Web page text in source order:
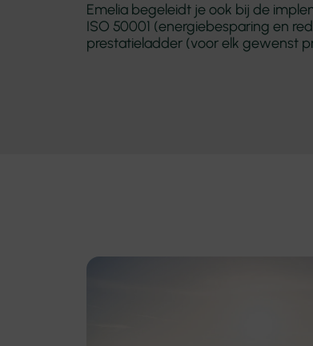
Emelia begeleidt je ook bij de
ISO 50001 (energiebesparing en
prestatieladder (voor elk gewenst